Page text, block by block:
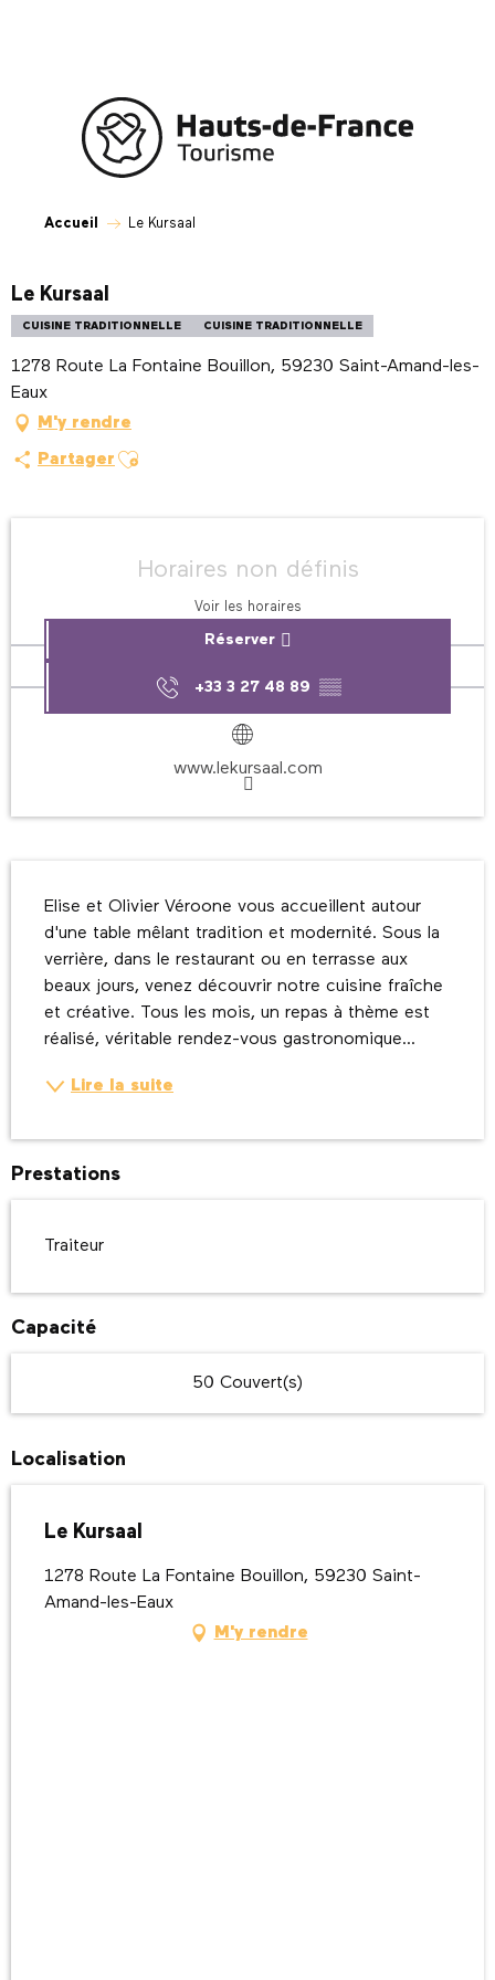
Accueil Le Kursaal
Le Kursaal
CUISINE TRADITIONNELLE CUISINE TRADITIONNELLE
1278 Route La Fontaine Bouillon, 59230 Saint-Amand-les-
Eaux
M'y rendre
Partager Ajouter aux favoris
Horaires non définis
Voir les horaires
Réserver
+33 3 27 48 89 ▒▒
www.lekursaal.com
Elise et Olivier Véroone vous accueillent autour
d'une table mêlant tradition et modernité. Sous la
verrière, dans le restaurant ou en terrasse aux
beaux jours, venez découvrir notre cuisine fraîche
et créative. Tous les mois, un repas à thème est
réalisé, véritable rendez-vous gastronomique...
Lire la suite
Prestations
Traiteur
Capacité
50 Couvert(s)
Localisation
Le Kursaal
1278 Route La Fontaine Bouillon, 59230 Saint-
Amand-les-Eaux
M'y rendre